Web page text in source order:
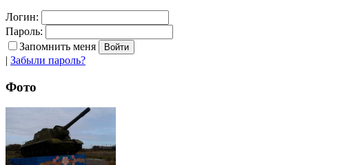
Логин:
Пароль:
Запомнить меня
| Забыли пароль?
Фото